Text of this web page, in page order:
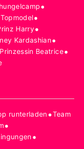
•
•
Harry•
Kardashian•
Prinzessin Beatrice•
runterladen•Team
•
•